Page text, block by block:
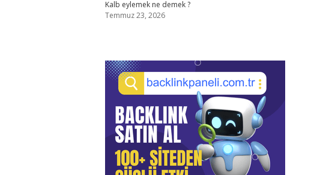
Kalb eylemek ne demek ?
Temmuz 23, 2026